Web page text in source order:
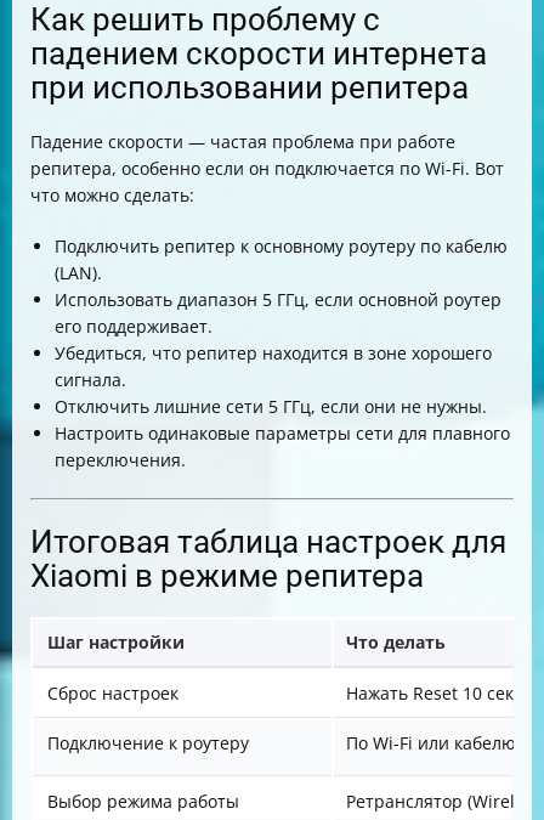
Как решить проблему с
падением скорости интернета
при использовании репитера
Падение скорости — частая проблема при работе
репитера, особенно если он подключается по Wi-Fi. Вот
что можно сделать:
Подключить репитер к основному роутеру по кабелю
(LAN).
Использовать диапазон 5 ГГц, если основной роутер
его поддерживает.
Убедиться, что репитер находится в зоне хорошего
сигнала.
Отключить лишние сети 5 ГГц, если они не нужны.
Настроить одинаковые параметры сети для плавного
переключения.
Итоговая таблица настроек для
Xiaomi в режиме репитера
Шаг настройки Что делать
Сброс настроек Нажать Reset 10 секунд
Подключение к роутеру По Wi-Fi или кабелю
Выбор режима работы Ретранслятор